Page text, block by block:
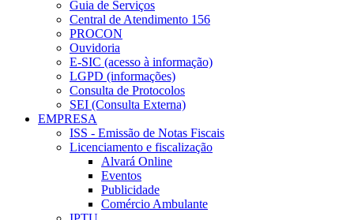
Guia de Serviços
Central de Atendimento 156
PROCON
Ouvidoria
E-SIC (acesso à informação)
LGPD (informações)
Consulta de Protocolos
SEI (Consulta Externa)
EMPRESA
ISS - Emissão de Notas Fiscais
Licenciamento e fiscalização
Alvará Online
Eventos
Publicidade
Comércio Ambulante